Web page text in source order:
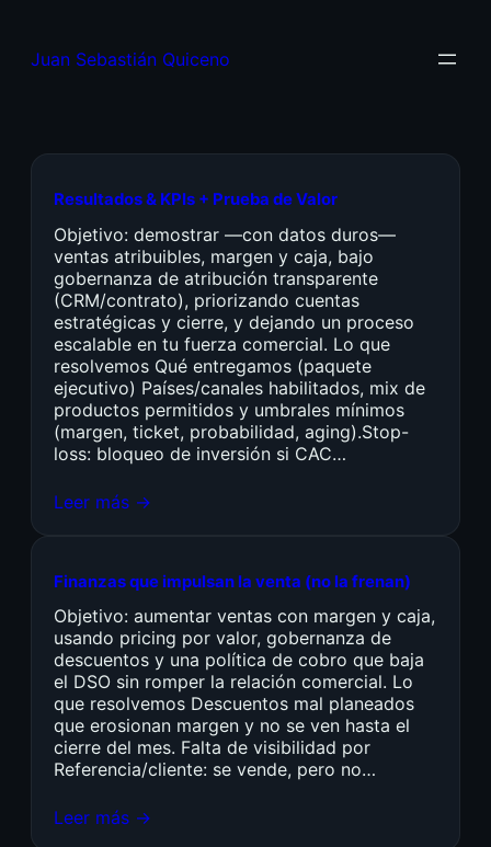
Juan Sebastián Quiceno
Resultados & KPIs + Prueba de Valor
Objetivo: demostrar —con datos duros—
ventas atribuibles, margen y caja, bajo
gobernanza de atribución transparente
(CRM/contrato), priorizando cuentas
estratégicas y cierre, y dejando un proceso
escalable en tu fuerza comercial. Lo que
resolvemos Qué entregamos (paquete
ejecutivo) Países/canales habilitados, mix de
productos permitidos y umbrales mínimos
(margen, ticket, probabilidad, aging).Stop-
loss: bloqueo de inversión si CAC…
Leer más →
Finanzas que impulsan la venta (no la frenan)
Objetivo: aumentar ventas con margen y caja,
usando pricing por valor, gobernanza de
descuentos y una política de cobro que baja
el DSO sin romper la relación comercial. Lo
que resolvemos Descuentos mal planeados
que erosionan margen y no se ven hasta el
cierre del mes. Falta de visibilidad por
Referencia/cliente: se vende, pero no…
Leer más →